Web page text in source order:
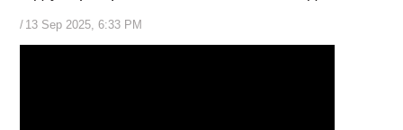
/ 13 Sep 2025, 6:33 PM